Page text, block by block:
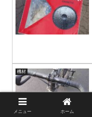
機材
メニュー ホーム